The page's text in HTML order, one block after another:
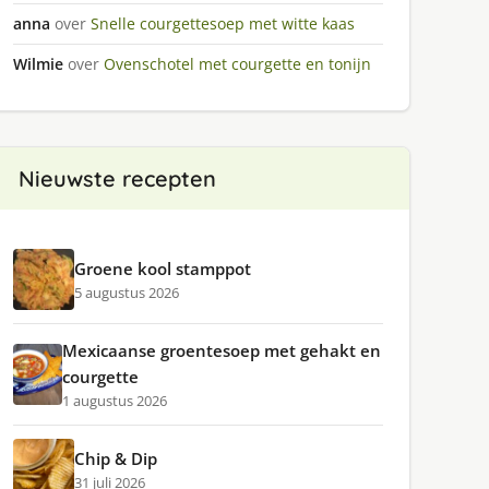
anna over Snelle courgettesoep met witte kaas
Wilmie over Ovenschotel met courgette en tonijn
Nieuwste recepten
Groene kool stamppot
5 augustus 2026
Mexicaanse groentesoep met gehakt en
courgette
1 augustus 2026
Chip & Dip
31 juli 2026